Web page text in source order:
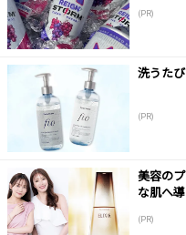
(PR)
洗うた
(PR)
美容の
な肌へ
(PR)